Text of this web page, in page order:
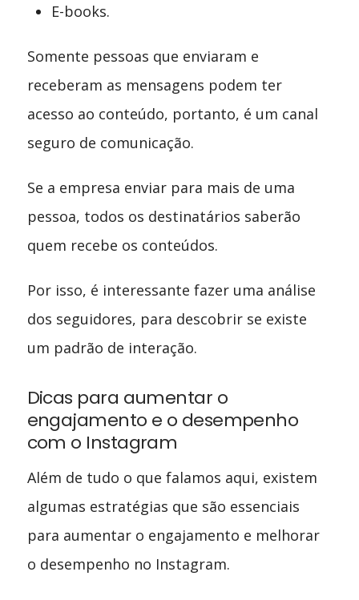
E-books.
Somente pessoas que enviaram e
receberam as mensagens podem ter
acesso ao conteúdo, portanto, é um canal
seguro de comunicação.
Se a empresa enviar para mais de uma
pessoa, todos os destinatários saberão
quem recebe os conteúdos.
Por isso, é interessante fazer uma análise
dos seguidores, para descobrir se existe
um padrão de interação.
Dicas para aumentar o
engajamento e o desempenho
com o Instagram
Além de tudo o que falamos aqui, existem
algumas estratégias que são essenciais
para aumentar o engajamento e melhorar
o desempenho no Instagram.